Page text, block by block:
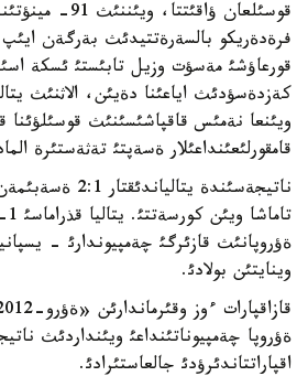
قوسئلعان
فرةدةريكو بالسةرةتتيدئث بةرگةن
قورعاؤشئ مةسؤت وزيل تابئستئ ئسكة
كةزدةسؤدئث اياعئنا دةيئن، الاثنئث
ويئنعا نةمئس قاقپاشئسئنئث قوسئلؤئنا
قامقورلئعئنداعئلار ةسةپتئ تةثةستئرة
ناتيجةسئندة
ةؤروپانئث قازئرگئ چةمپيوندارئ -
وينايتئن بولادئ.
ةؤروپا چةمپيوناتئنداعئ ويئنداردئث
اقپاراتتاندئرؤدئ جالعاستئرادئ.